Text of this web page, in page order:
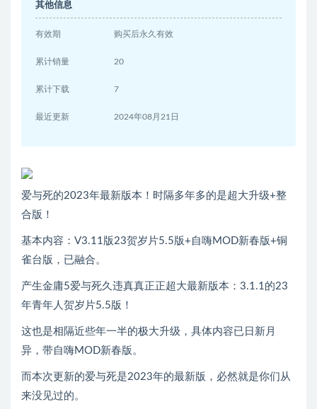
其他信息
有效期 购买后永久有效
累计销量 20
累计下载 7
最近更新 2024年08月21日
爱与死的2023年最新版本！时隔多年多的是超大升级+整
合版！
基本内容：V3.11版23贺岁片5.5版+自嗨MOD新春版+铜
雀台版，已融合。
产生金庸5爱与死久违真真正正超大最新版本：3.1.1的23
年青年人贺岁片5.5版！
这也是相隔近些年一半的极大升级，具体内容已日新月
异，带自嗨MOD新春版。
而本次更新的爱与死是2023年的最新版，必然就是你们从
来没见过的。